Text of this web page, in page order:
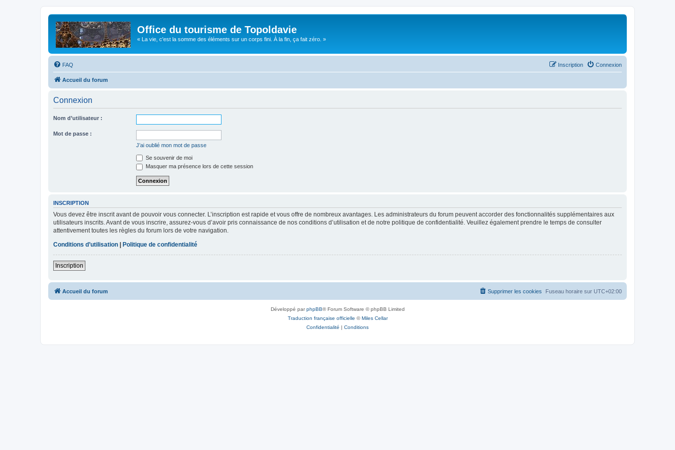
Office du tourisme de Topoldavie
« La vie, c'est la somme des éléments sur un corps fini. À la fin, ça fait zéro. »
FAQ Connexion
Inscription
Accueil du forum
Connexion
Nom d’utilisateur :
Mot de passe :
J’ai oublié mon mot de passe
Se souvenir de moi
Masquer ma présence lors de cette session
INSCRIPTION
Vous devez être inscrit avant de pouvoir vous connecter. L’inscription est rapide et vous offre de nombreux avantages. Les administrateurs du forum peuvent accorder des fonctionnalités supplémentaires aux
utilisateurs inscrits. Avant de vous inscrire, assurez-vous d’avoir pris connaissance de nos conditions d’utilisation et de notre politique de confidentialité. Veuillez également prendre le temps de consulter
attentivement toutes les règles du forum lors de votre navigation.
Conditions d’utilisation
Politique de confidentialité
Inscription
Accueil du forum Fuseau horaire sur UTC+02:00
Supprimer les cookies
Développé parphpBB® Forum Software © phpBB Limited
Traduction française officielle ©Miles Cellar
Confidentialité | Conditions